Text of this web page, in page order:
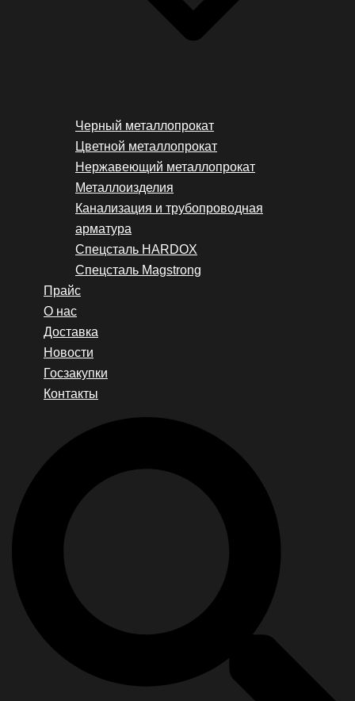
Черный металлопрокат
Цветной металлопрокат
Нержавеющий металлопрокат
Металлоизделия
Канализация и трубопроводная
арматура
Спецсталь HARDOX
Спецсталь Magstrong
Прайс
О нас
Доставка
Новости
Госзакупки
Контакты